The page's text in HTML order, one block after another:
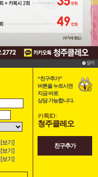
[보기]
[보기]
[보기]
“친구추가”
버튼을 누르시면
지금 바로
상담 가능합니다.
카톡ID :
청주클레오
친구추가